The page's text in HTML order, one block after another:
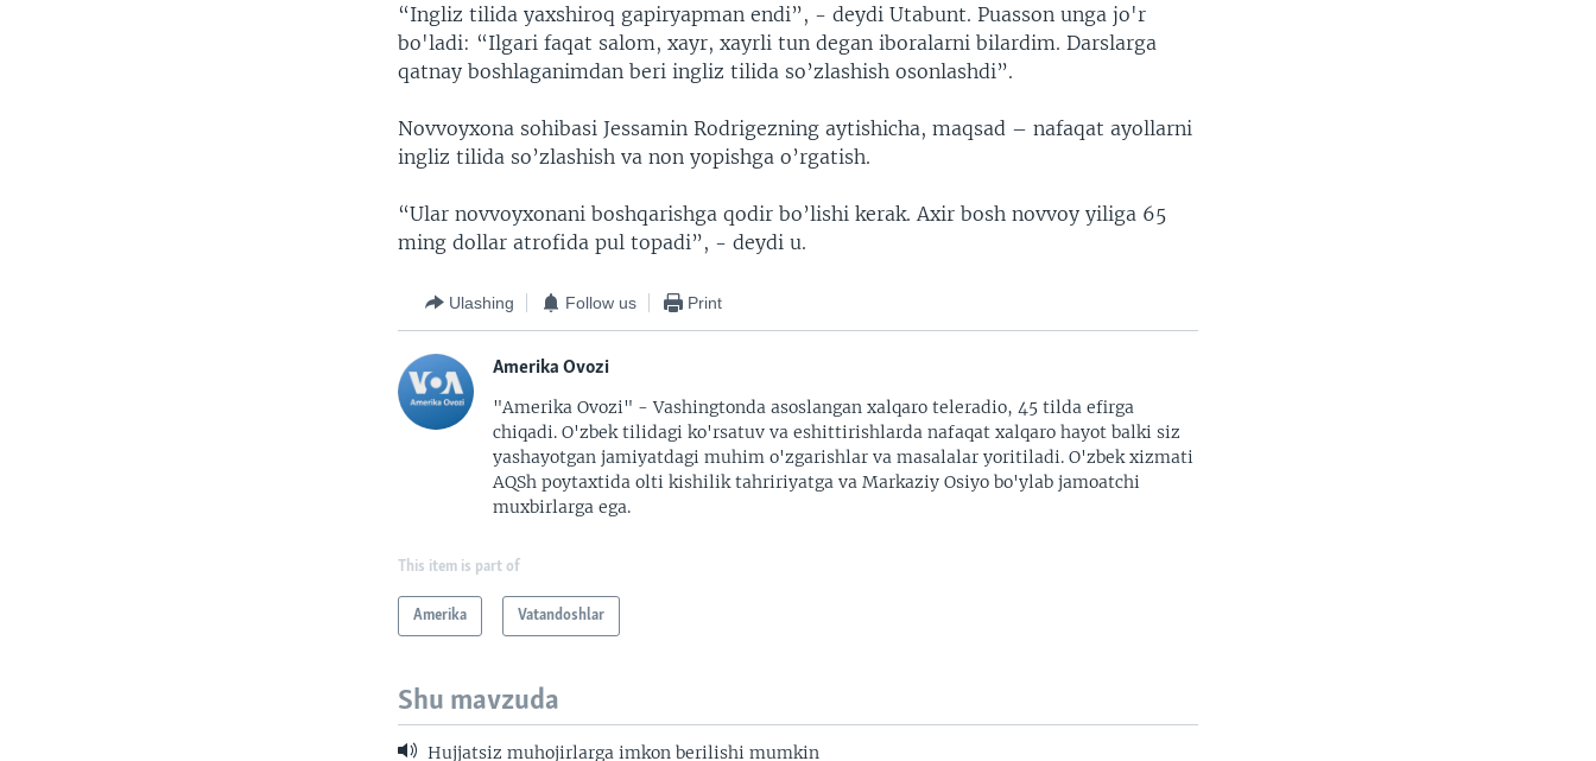
“Ingliz tilida yaxshiroq gapiryapman endi”, - deydi Utabunt. Puasson unga jo'r
bo'ladi: “Ilgari faqat salom, xayr, xayrli tun degan iboralarni bilardim. Darslarga
qatnay boshlaganimdan beri ingliz tilida so’zlashish osonlashdi”.
Novvoyxona sohibasi Jessamin Rodrigezning aytishicha, maqsad – nafaqat ayollarni
ingliz tilida so’zlashish va non yopishga o’rgatish.
“Ular novvoyxonani boshqarishga qodir bo’lishi kerak. Axir bosh novvoy yiliga 65
ming dollar atrofida pul topadi”, - deydi u.
Ulashing Follow us Print
Amerika Ovozi
"Amerika Ovozi" - Vashingtonda asoslangan xalqaro teleradio, 45 tilda efirga
chiqadi. O'zbek tilidagi ko'rsatuv va eshittirishlarda nafaqat xalqaro hayot balki siz
yashayotgan jamiyatdagi muhim o'zgarishlar va masalalar yoritiladi. O'zbek xizmati
AQSh poytaxtida olti kishilik tahririyatga va Markaziy Osiyo bo'ylab jamoatchi
muxbirlarga ega.
This item is part of
Amerika Vatandoshlar
Shu mavzuda
Hujjatsiz muhojirlarga imkon berilishi mumkin